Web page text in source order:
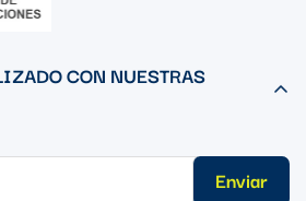
CON NUESTRAS
Enviar